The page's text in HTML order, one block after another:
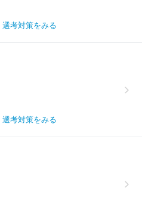
選考対策をみる
選考対策をみる